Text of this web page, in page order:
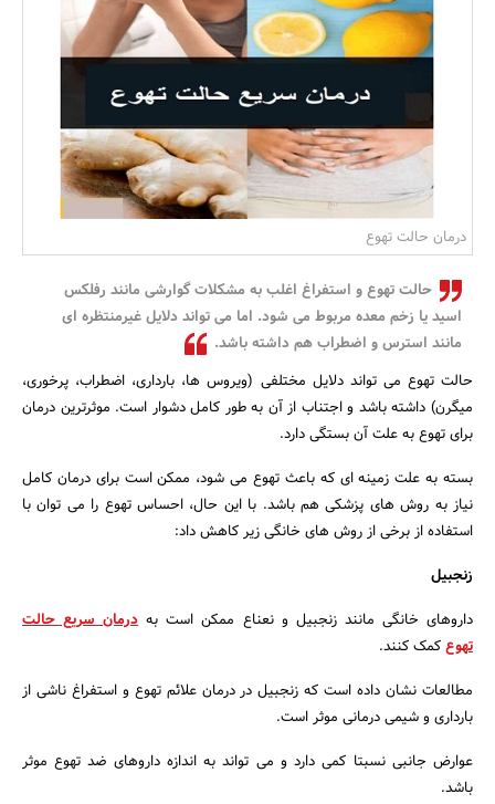
بانک، بیمه و سرمایه
درمان حالت تهوع
حالت تهوع و استفراغ اغلب به مشکلات گوارشی مانند رفلکس
اسید یا زخم معده مربوط می شود. اما می تواند دلایل غیرمنتظره ای
مانند استرس و اضطراب هم داشته باشد.
حالت تهوع می تواند دلایل مختلفی (ویروس ها، بارداری، اضطراب، پرخوری،
میگرن) داشته باشد و اجتناب از آن به طور کامل دشوار است. موثرترین درمان
برای تهوع به علت آن بستگی دارد.
بسته به علت زمینه ای که باعث تهوع می شود، ممکن است برای درمان کامل
نیاز به روش های پزشکی هم باشد. با این حال، احساس تهوع را می توان با
استفاده از برخی از روش های خانگی زیر کاهش داد:
زنجبیل
داروهای خانگی مانند زنجبیل و نعناع ممکن است بهدرمان سریع حالت
تهوعکمک کنند.
مطالعات نشان داده است که زنجبیل در درمان علائم تهوع و استفراغ ناشی از
بارداری و شیمی درمانی موثر است.
عوارض جانبی نسبتا کمی دارد و می تواند به اندازه داروهای ضد تهوع موثر
باشد.